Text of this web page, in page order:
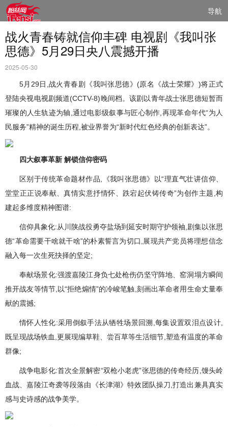
导航
战火青春铸就信仰丰碑 电视剧《我叫张
思德》5月29日央八震撼开播
2025-05-30
5月29日,战火青春剧《我叫张思德》(原名《战士荣耀》)将正式
登陆央视电视剧频道(CCTV-8)晚间档。该剧以青年战士张思德短暂而
璀璨的人生轨迹为轴,通过电影级叙事与匠心制作,再现革命年代“为人
民服务”精神的诞生历程,被业界誉为“新时代红色经典的创新表达”。
四大叙事革新 解锁信仰密码
区别于传统革命题材作品,《我叫张思德》以“理直气壮讲信仰、
堂堂正正说奉献、真情实意抒情怀、跌宕起伏铸传奇”为创作主题,构
建起多维度精神图谱:
信仰具象化:从川陕战役勇夺盐场到延安时期守护领袖,剧集以张思
德“革命需要干啥就干啥”的朴素誓言为切口,展现共产党员将理想信念
融入每一次生死抉择的坚定;
奉献场景化:强渡嘉陵江身负七处枪伤仍坚守阵地、窑洞塌方瞬间
推开战友等情节,以“拒绝煽情”的冷峻笔触,刻画出革命者用生命丈量奉
献的震撼;
情怀人性化:采用倒叙手法从牺牲场景回溯,每集设置双泪点设计,
既呈现战场铁血,更展现编草鞋、尝百草等生活细节,塑造有温度的革命
群像;
战争电影化:首次全景解密“双枪小老虎”张思德的传奇经历,馒头岭
血战、嘉陵江奇袭等段落由《长津湖》特效团队操刀,打造出兼具真实
感与史诗感的战争美学。